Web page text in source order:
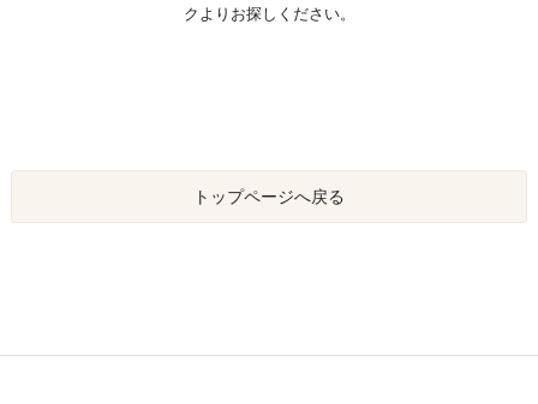
クよりお探しください。
トップページへ戻る